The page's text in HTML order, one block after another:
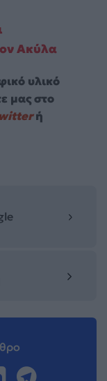
Ακύλα
υλικό
μας στο
ή